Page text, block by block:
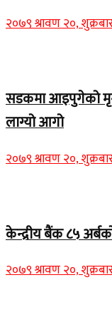
२०७९ श्रावण २०,
सडकमा आइपुगेको
लाग्यो आगो
२०७९ श्रावण २०,
केन्द्रीय बैंक ८५
२०७९ श्रावण २०,